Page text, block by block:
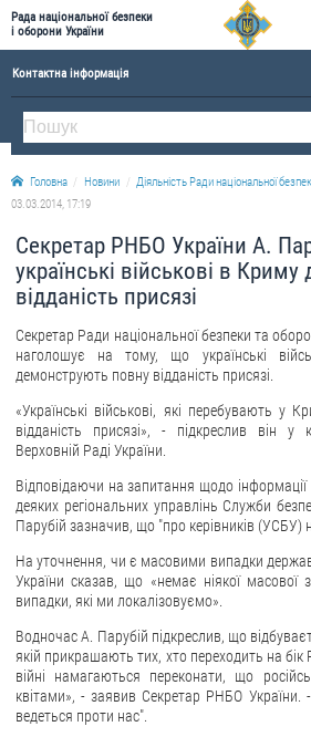
Рада національної безпеки
і оборони України
Контактна інформація
ПРО РНБОУ
Склад Ради національної безпеки і оборони України
Апарат Ради національної безпеки і оборони України
Історична довідка про діяльність Ради національної
ОФІЦІЙНІ ДОКУМЕНТИ
ПРЕСЦЕНТР
Drone Deals
Фотогалерея
Відеогалерея
ЗВЕРНЕННЯ ГРОМАДЯН
Звернення громадян
Електронне звернення
ДОСТУП ДО ПУБЛІЧНОЇ ІНФОРМАЦІЇ
Організація доступу до публічної інформації
Головна Новини
Діяльність Ради національної
03.03.2014, 17:19
Секретар РНБО України А.
українські військові в
відданість присязі
Секретар Ради національної безпеки та
наголошує на тому, що українські
демонструють повну відданість присязі.
«Українські військові, які перебувають у
відданість присязі», - підкреслив він у
Верховній Раді України.
Відповідаючи на запитання щодо інформації
деяких регіональних управлінь Служби
Парубій зазначив, що "про керівників (УСБУ)
На уточнення, чи є масовими випадки
України сказав, що «немає ніякої масової
випадки, які ми локалізовуємо».
Водночас А. Парубій підкреслив, що
якій прикрашають тих, хто переходить на бік
війні намагаються переконати, що
квітами», - заявив Секретар РНБО України.
ведеться проти нас".